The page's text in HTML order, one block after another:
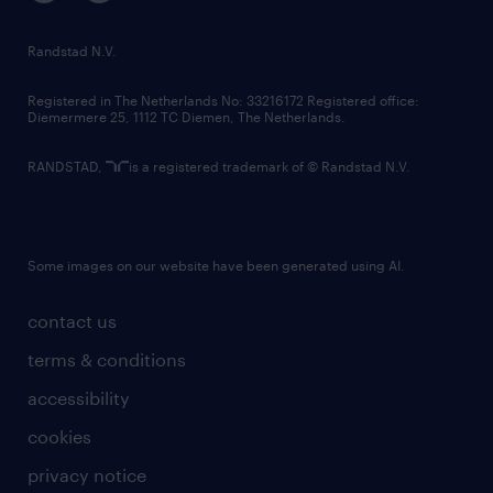
randstad innovation fund
country websites
contact us
terms & conditions
accessibility
cookies
privacy notice
Randstad N.V.
Registered in The Netherlands No: 33216172 Registered office:
Diemermere 25, 1112 TC Diemen, The Netherlands.
RANDSTAD, is a registered trademark of © Randstad N.V.
Some images on our website have been generated using AI.